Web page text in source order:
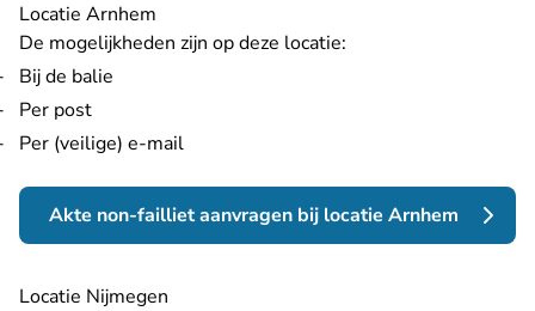
Locatie Arnhem
De mogelijkheden zijn op deze locatie:
Bij de balie
Per post
Per (veilige) e-mail
Akte non-failliet aanvragen bij locatie Arnhem
Locatie Nijmegen